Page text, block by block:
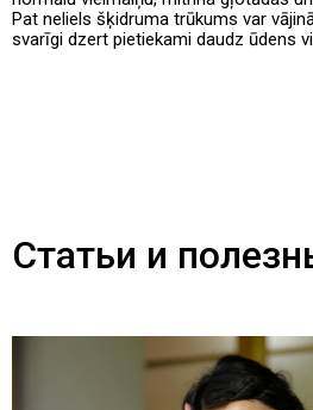
Pat neliels šķidruma trūkums var
svarīgi dzert pietiekami daudz ūdens
Статьи и